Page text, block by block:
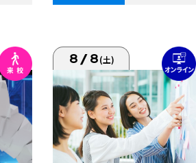
8/8(土)